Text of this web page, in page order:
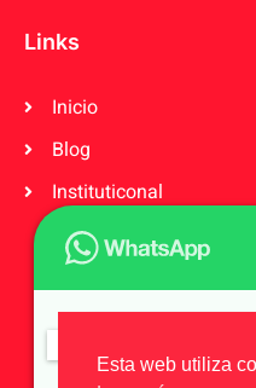
Links
Inicio
Blog
Instituticonal
a
Esta web utiliza